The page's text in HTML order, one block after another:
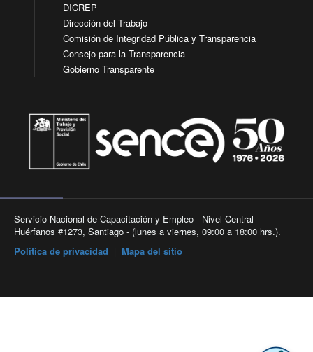
DICREP
Dirección del Trabajo
Comisión de Integridad Pública y Transparencia
Consejo para la Transparencia
Gobierno Transparente
Servicio Nacional de Capacitación y Empleo - Nivel Central -
Huérfanos #1273, Santiago - (lunes a viernes, 09:00 a 18:00 hrs.).
Política de privacidad
Mapa del sitio